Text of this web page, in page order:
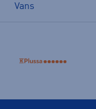
Vans